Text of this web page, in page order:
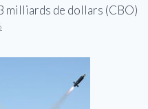
milliards de dollars (CBO)